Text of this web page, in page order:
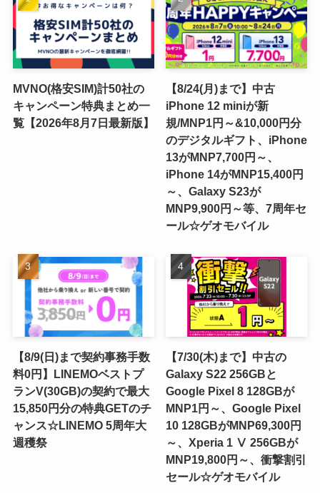
MVNO(格安SIM)計50社の
キャンペーン特典まとめ一
覧【2026年8月7日最新版】
【8/24(月)まで】中古
iPhone 12 miniが新
規/MNP1円～&10,000円分
のデジタルギフト、iPhone
13がMNP7,700円～、
iPhone 14がMNP15,400円
～、Galaxy S23が
MNP9,900円～等、7周年セ
ール☆ゲオモバイル
【8/9(日)まで契約事務手数
料0円】LINEMOベストプ
ランV(30GB)の契約で最大
15,850円分の特典GETのチ
ャンス☆LINEMO 5周年大
週穫祭
【7/30(木)まで】中古の
Galaxy S22 256GBと
Google Pixel 8 128GBが
MNP1円～、Google Pixel
10 128GBがMNP69,300円
～、Xperia 1 Ⅴ 256GBが
MNP19,800円～、衝撃割引
セール☆ゲオモバイル